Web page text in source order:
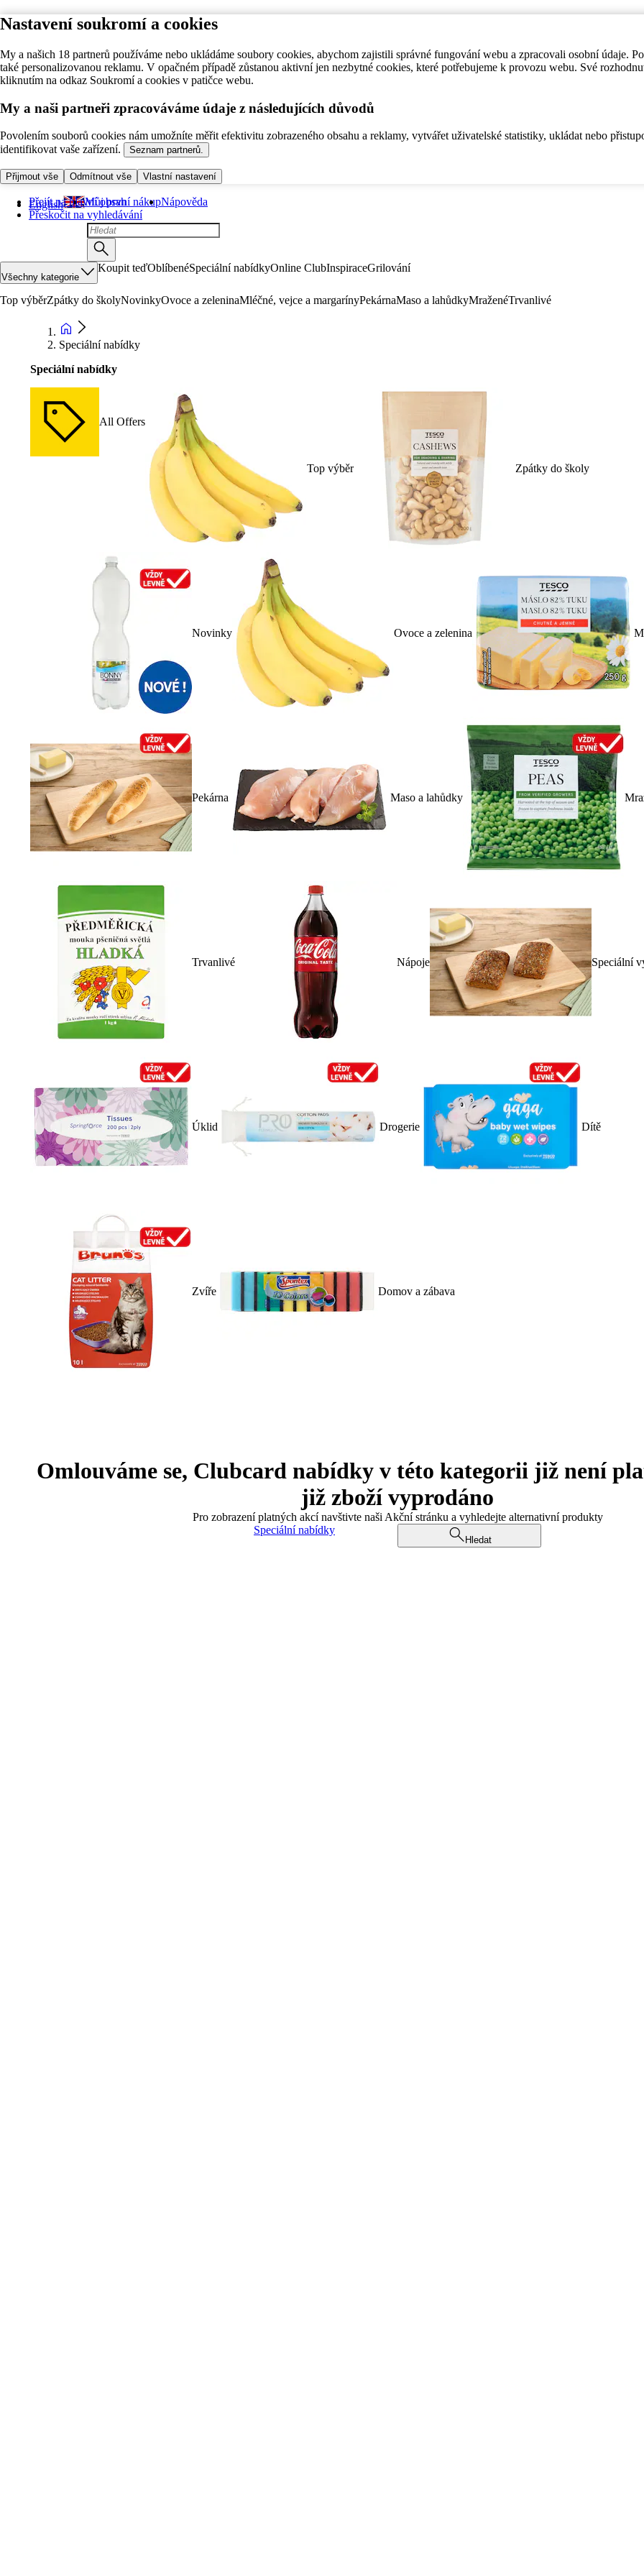
Nastavení soukromí a cookies
My a našich 18 partnerů používáme nebo ukládáme soubory cookies, abychom zajistili správné fungování webu a zpracovali osobní údaje.
také personalizovanou reklamu. V opačném případě zůstanou aktivní jen nezbytné cookies, které potřebujeme k provozu webu. Své
kliknutím na odkaz Soukromí a cookies v patičce webu.
My a naši partneři zpracováváme údaje z následujících důvodů
Povolením souborů cookies nám umožníte měřit efektivitu zobrazeného obsahu a reklamy, vytvářet uživatelské statistiky, ukládat nebo
identifikovat vaše zařízení.
Seznam partnerů.
Přijmout vše Odmítnout vše Vlastní nastavení
Přejít na hlavní obsah
Přeskočit na vyhledávání
English Můj první nákupNápověda
Všechny kategorie
Koupit teďOblíbenéSpeciální nabídkyOnline ClubInspiraceGrilování
Top výběrZpátky do školyNovinkyOvoce a zeleninaMléčné, vejce a margarínyPekárnaMaso a lahůdkyMraženéTrvanlivé
Speciální nabídky
Speciální nabídky
All Offers
Top výběr Zpátky do školy
Novinky Ovoce a zelenina
Pekárna Maso a lahůdky
Trvanlivé Nápoje Speciální
Úklid Drogerie Dítě
Zvíře Domov a zábava
Omlouváme se, Clubcard nabídky v této kategorii již není
již zboží vyprodáno
Pro zobrazení platných akcí navštivte naši Akční stránku a vyhledejte alternativní produkty
Speciální nabídky
Hledat